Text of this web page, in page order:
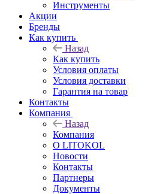
Инструменты
Акции
Бренды
Как купить
Назад
Как купить
Условия оплаты
Условия доставки
Гарантия на товар
Контакты
Компания
Назад
Компания
О LITOKOL
Новости
Контакты
Партнеры
Документы